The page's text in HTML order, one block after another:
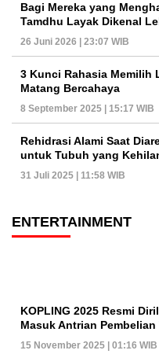
Bagi Mereka yang
Tamdhu Layak Dikenal
26 Juni 2026 | 23:07 WIB
3 Kunci Rahasia Memilih
Matang Bercahaya
8 September 2025 | 15:17 WIB
Rehidrasi Alami Saat
untuk Tubuh yang
31 Juli 2025 | 11:58 WIB
ENTERTAINMENT
KOPLING 2025 Resmi
Masuk Antrian
15 November 2025 | 01:16 WIB